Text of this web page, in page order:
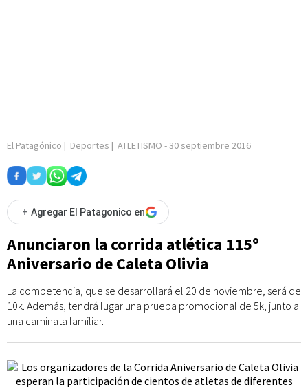
El Patagónico | Deportes | ATLETISMO -30 septiembre 2016
+ Agregar El Patagonico en
Anunciaron la corrida atlética 115º
Aniversario de Caleta Olivia
La competencia, que se desarrollará el 20 de noviembre, será de
10k. Además, tendrá lugar una prueba promocional de 5k, junto a
una caminata familiar.